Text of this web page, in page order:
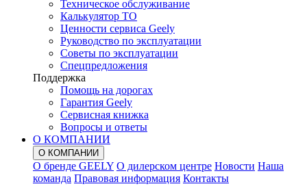
Техническое обслуживание
Калькулятор ТО
Ценности сервиса Geely
Руководство по эксплуатации
Советы по эксплуатации
Спецпредложения
Поддержка
Помощь на дорогах
Гарантия Geely
Сервисная книжка
Вопросы и ответы
О КОМПАНИИ
О КОМПАНИИ
О бренде GEELY О дилерском центре Новости Наша
команда Правовая информация Контакты